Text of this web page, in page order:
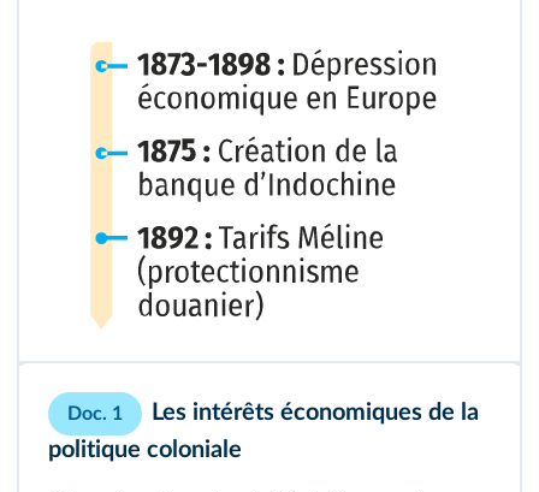
Doc. 1
Les intérêts économiques de la
politique coloniale